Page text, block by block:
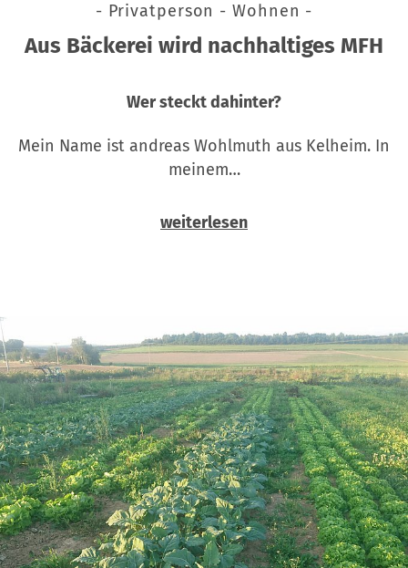
- Privatperson - Wohnen -
Aus Bäckerei wird nachhaltiges MFH
Wer steckt dahinter?
Mein Name ist andreas Wohlmuth aus Kelheim. In
meinem…
weiterlesen